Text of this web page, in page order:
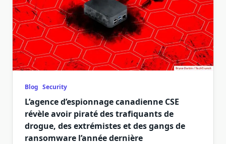
Blog Security
L’agence d’espionnage canadienne CSE
révèle avoir piraté des trafiquants de
drogue, des extrémistes et des gangs de
ransomware l’année dernière